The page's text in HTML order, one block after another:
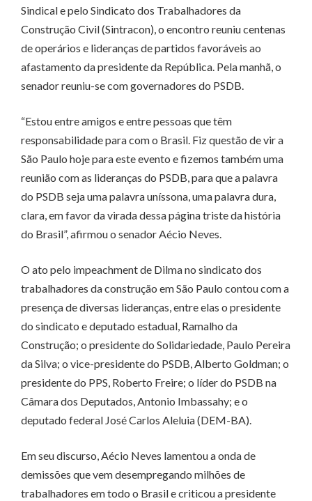
Sindical e pelo Sindicato dos Trabalhadores da
Construção Civil (Sintracon), o encontro reuniu centenas
de operários e lideranças de partidos favoráveis ao
afastamento da presidente da República. Pela manhã, o
senador reuniu-se com governadores do PSDB.
“Estou entre amigos e entre pessoas que têm
responsabilidade para com o Brasil. Fiz questão de vir a
São Paulo hoje para este evento e fizemos também uma
reunião com as lideranças do PSDB, para que a palavra
do PSDB seja uma palavra uníssona, uma palavra dura,
clara, em favor da virada dessa página triste da história
do Brasil”, afirmou o senador Aécio Neves.
O ato pelo impeachment de Dilma no sindicato dos
trabalhadores da construção em São Paulo contou com a
presença de diversas lideranças, entre elas o presidente
do sindicato e deputado estadual, Ramalho da
Construção; o presidente do Solidariedade, Paulo Pereira
da Silva; o vice-presidente do PSDB, Alberto Goldman; o
presidente do PPS, Roberto Freire; o líder do PSDB na
Câmara dos Deputados, Antonio Imbassahy; e o
deputado federal José Carlos Aleluia (DEM-BA).
Em seu discurso, Aécio Neves lamentou a onda de
demissões que vem desempregando milhões de
trabalhadores em todo o Brasil e criticou a presidente